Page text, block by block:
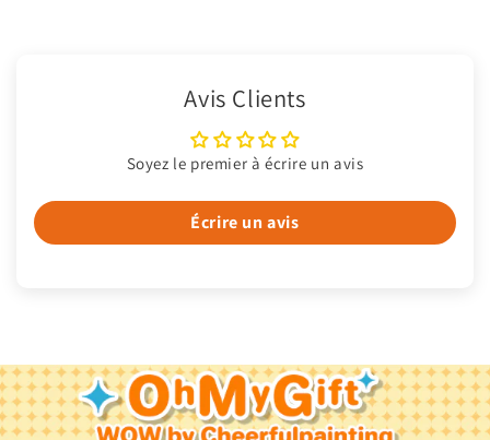
Avis Clients
Soyez le premier à écrire un avis
Écrire un avis